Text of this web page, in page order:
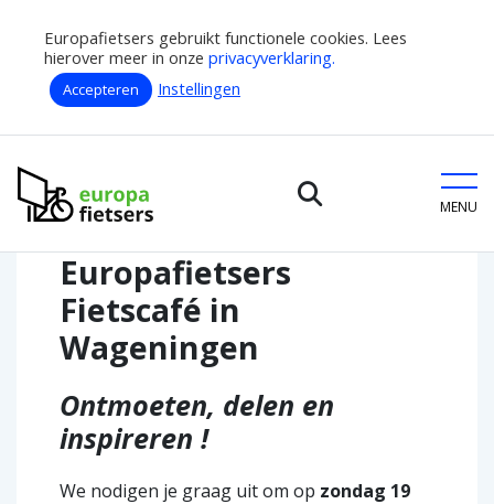
Europafietsers gebruikt functionele cookies. Lees
hierover meer in onze privacyverklaring.
Accepteren Instellingen
Europafietsers
MENU
Europafietsers Fietscafé in Wageningen
Europafietsers
Fietscafé in
Wageningen
Ontmoeten, delen en
inspireren !
We nodigen je graag uit om op zondag 19